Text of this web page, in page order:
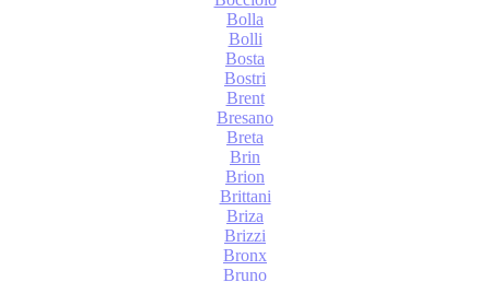
Bolla
Bolli
Bosta
Bostri
Brent
Bresano
Breta
Brin
Brion
Brittani
Briza
Brizzi
Bronx
Bruno